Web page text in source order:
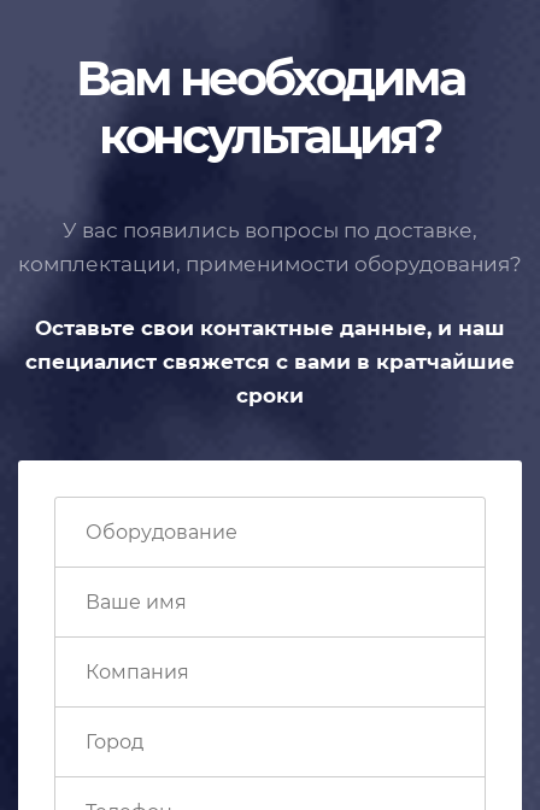
Вам необходима
консультация?
У вас появились вопросы по доставке,
комплектации, применимости оборудования?
Оставьте свои контактные данные, и наш
специалист свяжется с вами в кратчайшие
сроки